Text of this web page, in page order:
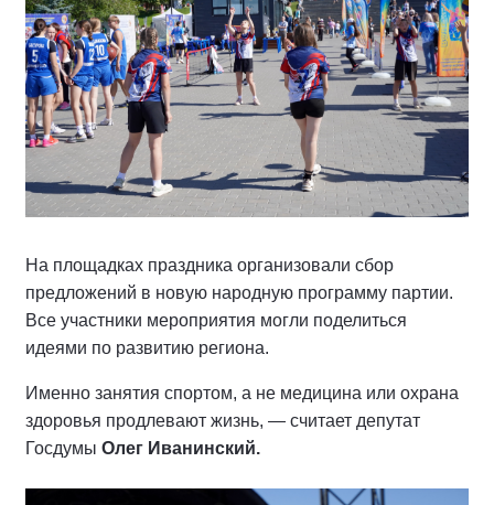
На площадках праздника организовали сбор
предложений в новую народную программу партии.
Все участники мероприятия могли поделиться
идеями по развитию региона.
Именно занятия спортом, а не медицина или охрана
здоровья продлевают жизнь, — считает депутат
Госдумы Олег Иванинский.